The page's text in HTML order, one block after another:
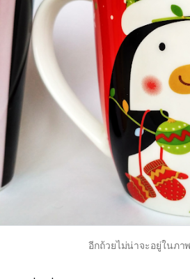
อีกถ้วยไม่น่าจะอยู่ในภ